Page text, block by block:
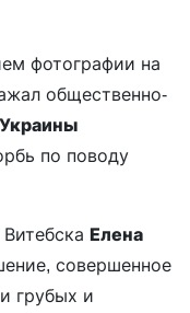
фотографии на
общественно-
по поводу
Елена
совершенное
грубых и